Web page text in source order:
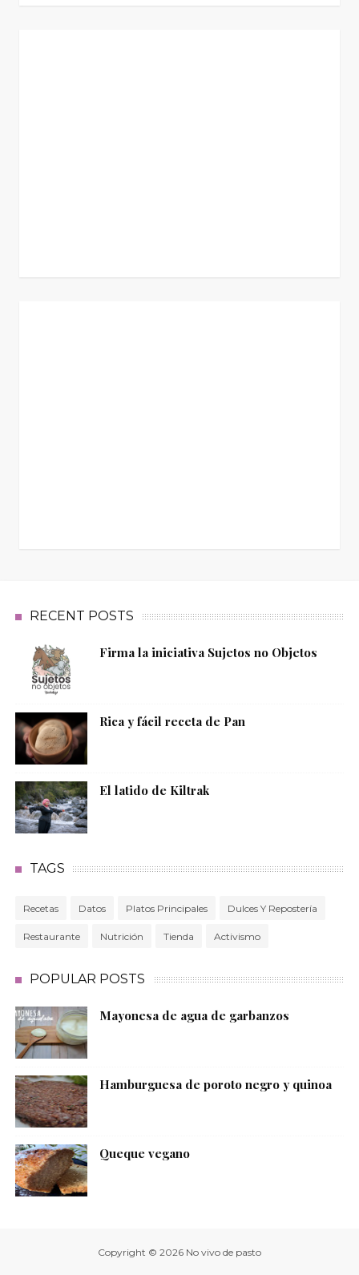
RECENT POSTS
Firma la iniciativa Sujetos no Objetos
Rica y fácil receta de Pan
El latido de Kiltrak
TAGS
Recetas Datos Platos Principales Dulces Y Repostería
Restaurante Nutrición Tienda Activismo
POPULAR POSTS
Mayonesa de agua de garbanzos
Hamburguesa de poroto negro y quinoa
Queque vegano
Copyright © 2026 No vivo de pasto